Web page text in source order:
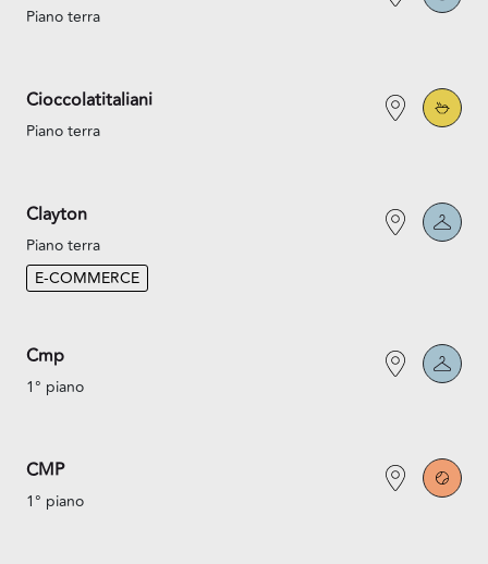
Piano terra
Cioccolatitaliani
Piano terra
Clayton
Piano terra
E-COMMERCE
Cmp
1° piano
CMP
1° piano